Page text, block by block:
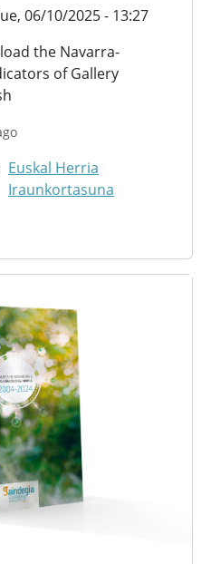
06/10/2025 - 13:27
the Navarra-
of Gallery
Euskal Herria
Iraunkortasuna